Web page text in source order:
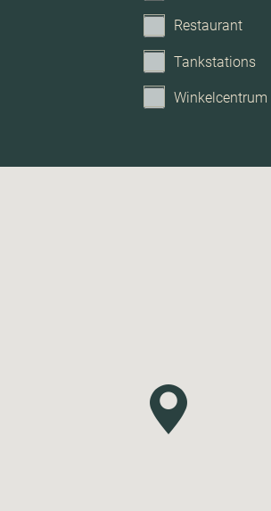
Restaurant
Tankstations
Winkelcentrum